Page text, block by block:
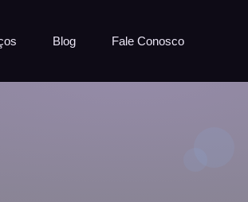
Blog Fale Conosco